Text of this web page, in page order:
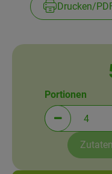
Amperhof-Blog
Drucken​/​
Portionen
Portionen